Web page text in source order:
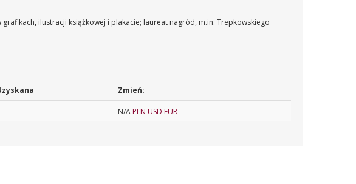
grafikach, ilustracji książkowej i plakacie; laureat nagród, m.in. Trepkowskiego
Zmień:
N/APLN USD EUR